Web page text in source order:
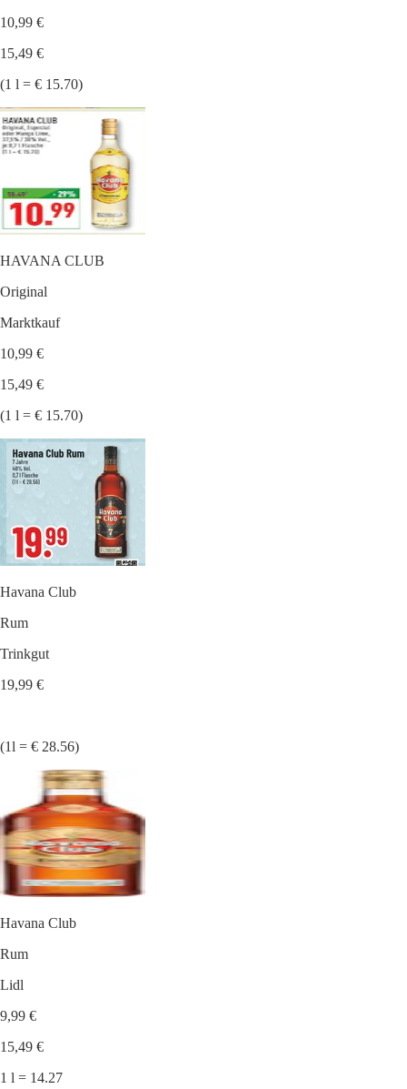
10,99 €
15,49 €
(1 l = € 15.70)
HAVANA CLUB
Original
Marktkauf
10,99 €
15,49 €
(1 l = € 15.70)
Havana Club
Rum
Trinkgut
19,99 €
(1l = € 28.56)
Havana Club
Rum
Lidl
9,99 €
15,49 €
1 l = 14.27